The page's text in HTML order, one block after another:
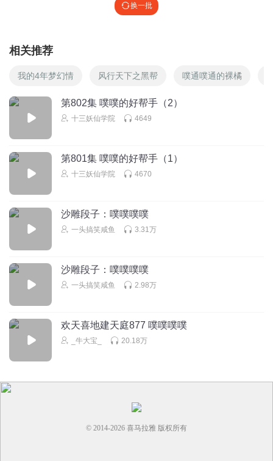
换一批
相关推荐
我的4年梦幻情 风行天下之黑帮 噗通噗通的裸橘
第802集 噗噗的好帮手（2）
十三妖仙学院 4649
第801集 噗噗的好帮手（1）
十三妖仙学院 4670
沙雕段子：噗噗噗噗
一头搞笑咸鱼 3.31万
沙雕段子：噗噗噗噗
一头搞笑咸鱼 2.98万
欢天喜地建天庭877 噗噗噗噗
_牛大宝_ 20.18万
© 2014-2026 喜马拉雅 版权所有